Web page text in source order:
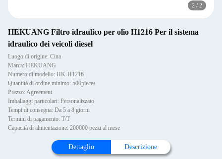
2 / 2
HEKUANG Filtro idraulico per olio H1216 Per il sistema
idraulico dei veicoli diesel
Luogo di origine: Cina
Marca: HEKUANG
Numero di modello: HK-H1216
Quantità di ordine minimo: 500pieces
Prezzo: Agreement
Imballaggi particolari: Personalizzato
Tempi di consegna: Da 5 a 8 giorni
Termini di pagamento: T/T
Capacità di alimentazione: 200000 pezzi al mese
Dettaglio Descrizione